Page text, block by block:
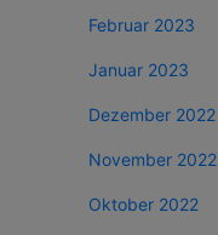
Februar 2023
Januar 2023
Dezember 2022
November 2022
Oktober 2022